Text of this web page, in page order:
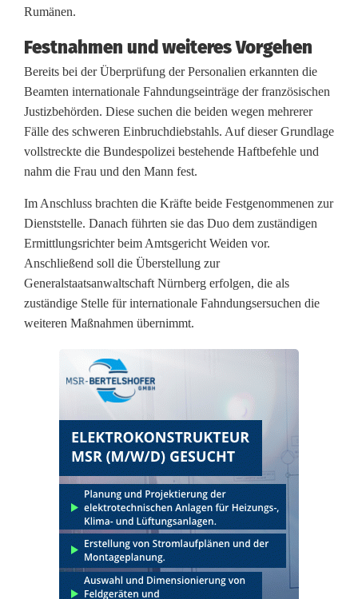
e
s
p
o
l
i
z
e
i
n
i
Rumänen.
Festnahmen und weiteres Vorgehen
Bereits bei der Überprüfung der Personalien erkannten die
Beamten internationale Fahndungseinträge der französischen
Justizbehörden. Diese suchen die beiden wegen mehrerer
Fälle des schweren Einbruchdiebstahls. Auf dieser Grundlage
vollstreckte die Bundespolizei bestehende Haftbefehle und
nahm die Frau und den Mann fest.
Im Anschluss brachten die Kräfte beide Festgenommenen zur
Dienststelle. Danach führten sie das Duo dem zuständigen
Ermittlungsrichter beim Amtsgericht Weiden vor.
Anschließend soll die Überstellung zur
Generalstaatsanwaltschaft Nürnberg erfolgen, die als
zuständige Stelle für internationale Fahndungsersuchen die
weiteren Maßnahmen übernimmt.